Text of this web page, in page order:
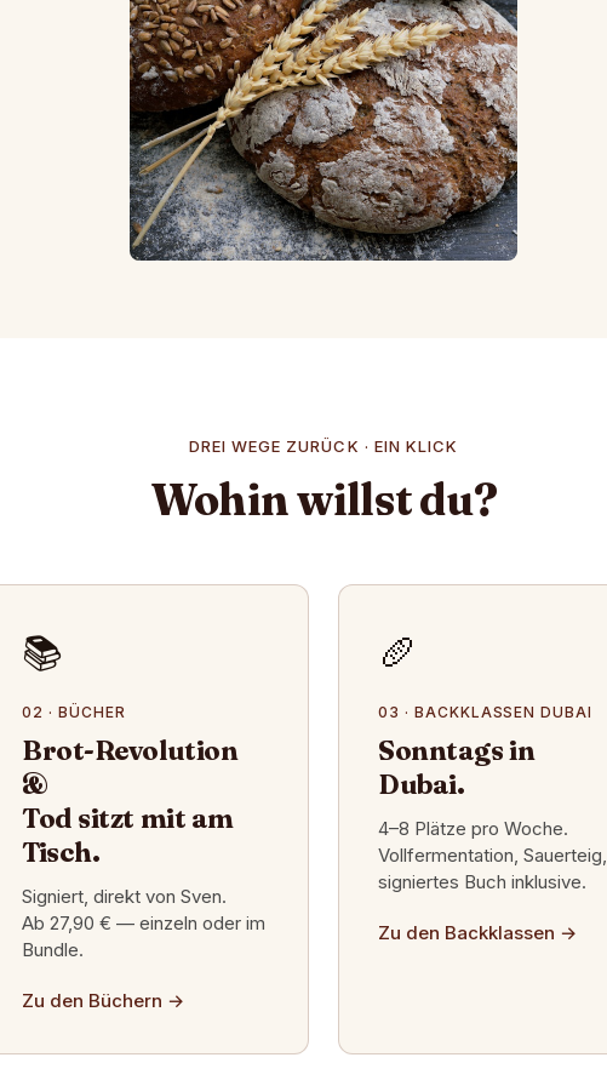
DREI WEGE ZURÜCK · EIN KLICK
Wohin willst du?
📚
02 · BÜCHER
Brot-Revolution
&
Tod sitzt mit am
Tisch.
Signiert, direkt von Sven.
Ab 27,90 € — einzeln oder im
Bundle.
Zu den Büchern →
🥖
03 · BACKKLASSEN DUBAI
Sonntags in
Dubai.
4–8 Plätze pro Woche.
Vollfermentation, Sauerteig,
signiertes Buch inklusive.
Zu den Backklassen →